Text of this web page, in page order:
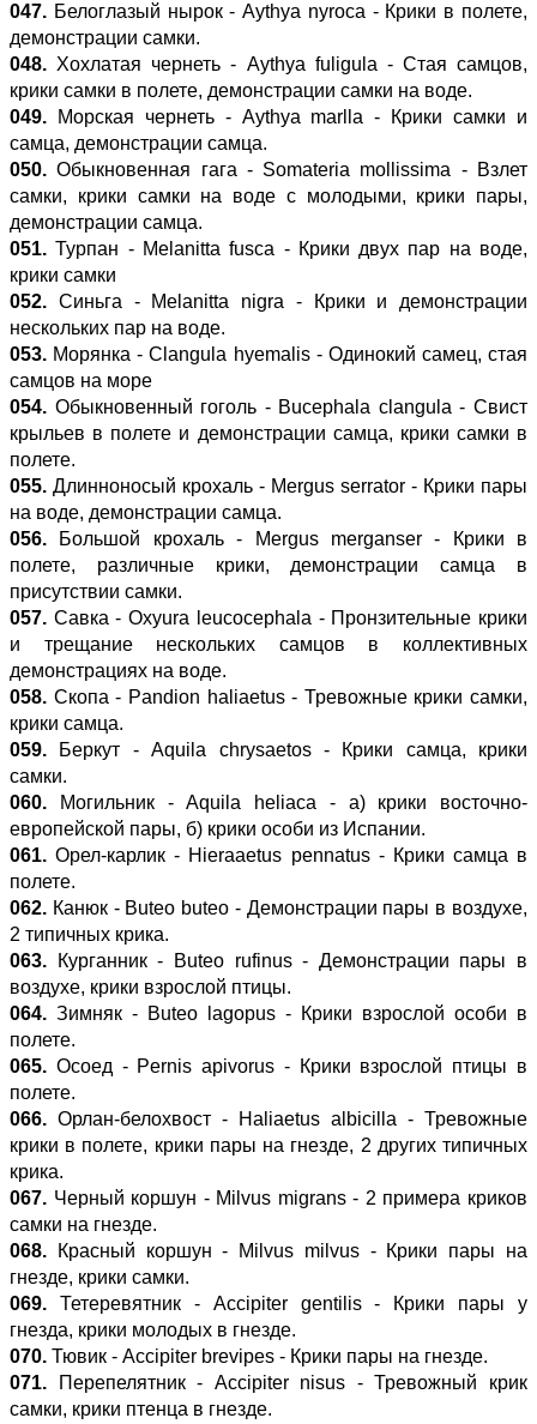
047. Белоглазый нырок - Aythya nyroca - Крики в полете,
демонстрации самки.
048. Хохлатая чернеть - Aythya fuligula - Стая самцов,
крики самки в полете, демонстрации самки на воде.
049. Морская чернеть - Aythya marlla - Крики самки и
самца, демонстрации самца.
050. Обыкновенная гага - Somateria mollissima - Взлет
самки, крики самки на воде с молодыми, крики пары,
демонстрации самца.
051. Турпан - Melanitta fusca - Крики двух пар на воде,
крики самки
052. Синьга - Melanitta nigra - Крики и демонстрации
нескольких пар на воде.
053. Морянка - Clangula hyemalis - Одинокий самец, стая
самцов на море
054. Обыкновенный гоголь - Bucephala clangula - Свист
крыльев в полете и демонстрации самца, крики самки в
полете.
055. Длинноносый крохаль - Mergus serrator - Крики пары
на воде, демонстрации самца.
056. Большой крохаль - Mergus merganser - Крики в
полете, различные крики, демонстрации самца в
присутствии самки.
057. Савка - Oxyura leucocephala - Пронзительные крики
и трещание нескольких самцов в коллективных
демонстрациях на воде.
058. Скопа - Pandion haliaetus - Тревожные крики самки,
крики самца.
059. Беркут - Aquila chrysaetos - Крики самца, крики
самки.
060. Могильник - Aquila heliaca - а) крики восточно-
европейской пары, б) крики особи из Испании.
061. Орел-карлик - Hieraaetus pennatus - Крики самца в
полете.
062. Канюк - Buteo buteo - Демонстрации пары в воздухе,
2 типичных крика.
063. Курганник - Buteo rufinus - Демонстрации пары в
воздухе, крики взрослой птицы.
064. Зимняк - Buteo lagopus - Крики взрослой особи в
полете.
065. Осоед - Pernis apivorus - Крики взрослой птицы в
полете.
066. Орлан-белохвост - Haliaetus albicilla - Тревожные
крики в полете, крики пары на гнезде, 2 других типичных
крика.
067. Черный коршун - Milvus migrans - 2 примера криков
самки на гнезде.
068. Красный коршун - Milvus milvus - Крики пары на
гнезде, крики самки.
069. Тетеревятник - Accipiter gentilis - Крики пары у
гнезда, крики молодых в гнезде.
070. Тювик - Accipiter brevipes - Крики пары на гнезде.
071. Перепелятник - Accipiter nisus - Тревожный крик
самки, крики птенца в гнезде.